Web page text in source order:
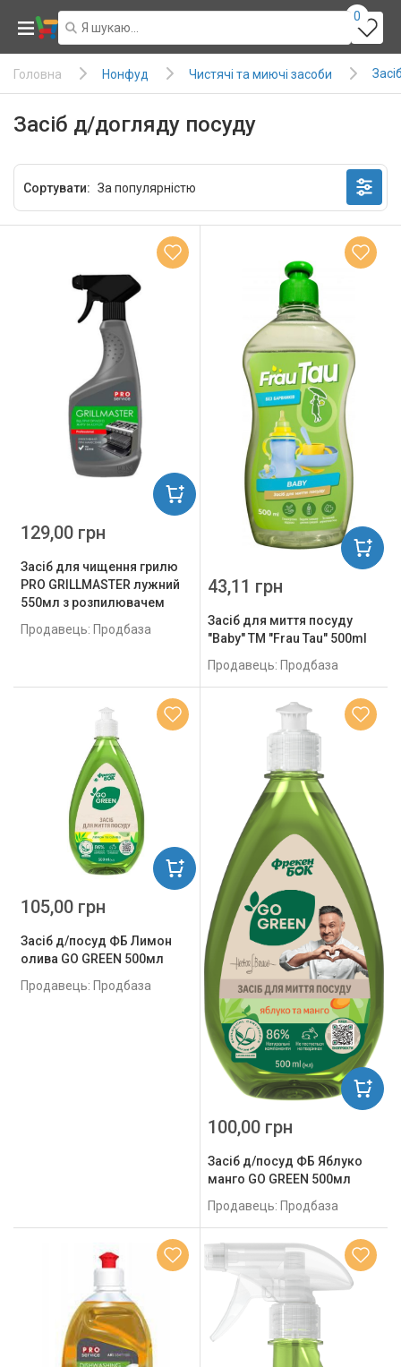
0
Головна Нонфуд Чистячі та миючі засоби
Засіб д/догляду посуду
Сортувати:
Засіб для чищення грилю
PRO GRILLMASTER лужний
550мл з розпилювачем
Продавець: Продбаза
129,00 грн
Засіб для миття посуду
"Baby" ТМ "Frau Tau" 500ml
Продавець: Продбаза
43,11 грн
Засіб д/посуд ФБ Лимон
олива GO GREEN 500мл
Продавець: Продбаза
105,00 грн
Засіб д/посуд ФБ Яблуко
манго GO GREEN 500мл
Продавець: Продбаза
100,00 грн